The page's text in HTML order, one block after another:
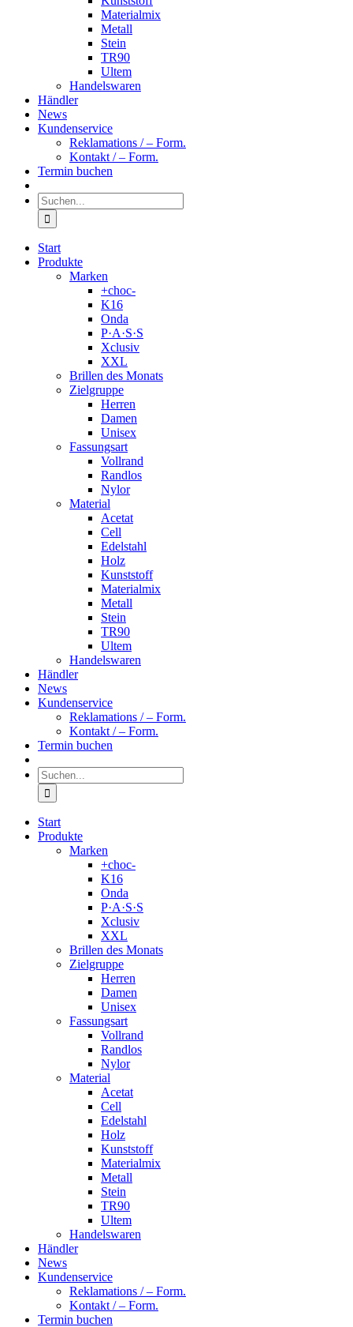
Materialmix
Metall
Stein
TR90
Ultem
Handelswaren
Händler
News
Kundenservice
Reklamations / – Form.
Kontakt / – Form.
Termin buchen
Suche
nach:
Start
Produkte
Marken
+choc-
K16
Onda
P·A·S·S
Xclusiv
XXL
Brillen des Monats
Zielgruppe
Herren
Damen
Unisex
Fassungsart
Vollrand
Randlos
Nylor
Material
Acetat
Cell
Edelstahl
Holz
Kunststoff
Materialmix
Metall
Stein
TR90
Ultem
Handelswaren
Händler
News
Kundenservice
Reklamations / – Form.
Kontakt / – Form.
Termin buchen
Suche
nach:
Start
Produkte
Marken
+choc-
K16
Onda
P·A·S·S
Xclusiv
XXL
Brillen des Monats
Zielgruppe
Herren
Damen
Unisex
Fassungsart
Vollrand
Randlos
Nylor
Material
Acetat
Cell
Edelstahl
Holz
Kunststoff
Materialmix
Metall
Stein
TR90
Ultem
Handelswaren
Händler
News
Kundenservice
Reklamations / – Form.
Kontakt / – Form.
Termin buchen